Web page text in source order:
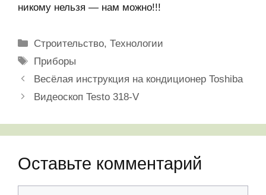
никому нельзя — нам можно!!!
Рубрики
Строительство,Технологии
Метки
Приборы
Весёлая инструкция на кондиционер Toshiba
Видеоскоп Testo 318-V
Оставьте комментарий